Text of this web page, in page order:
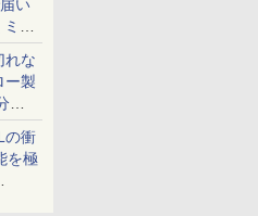
い
ニ
れな
ー製
の衝
を極